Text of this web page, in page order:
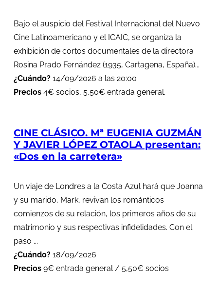
Bajo el auspicio del Festival Internacional del Nuevo
Cine Latinoamericano y el ICAIC, se organiza la
exhibición de cortos documentales de la directora
Rosina Prado Fernández (1935, Cartagena, España)...
¿Cuándo? 14/09/2026 a las 20:00
Precios 4€ socios, 5,50€ entrada general.
CINE CLÁSICO. Mª EUGENIA GUZMÁN
Y JAVIER LÓPEZ OTAOLA presentan:
«Dos en la carretera»
Un viaje de Londres a la Costa Azul hará que Joanna
y su marido, Mark, revivan los románticos
comienzos de su relación, los primeros años de su
matrimonio y sus respectivas infidelidades. Con el
paso ...
¿Cuándo? 18/09/2026
Precios 9€ entrada general / 5,50€ socios